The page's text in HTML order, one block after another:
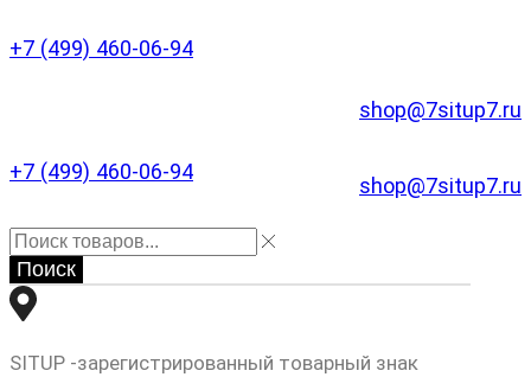
+7 (499) 460-06-94
shop@7situp7.ru
+7 (499) 460-06-94
shop@7situp7.ru
Поиск
SITUP -зарегистрированный товарный знак